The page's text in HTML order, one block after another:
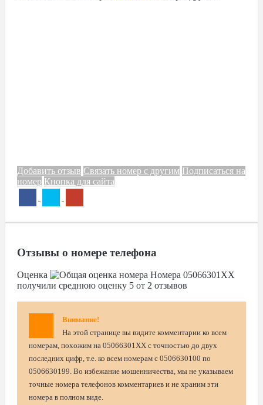
Добавить отзыв Связать номер с другим Подписаться на
номер Кнопка для сайта
Отзывы о номере телефона
Оценка Номера 05066301XX
получили среднюю оценку 5 от 2 отзывов
Внимание!
На этой странице вы видите комментарии ко всем
номерам, похожим на 05066301XX с точностью до двух
последних цифр, т.е. ко всем номерам с 0506630100 по
0506630199. Во избежание мошенничества, мы не указываем
точные номера телефонов комментариев и не храним эти
номера в полном виде.